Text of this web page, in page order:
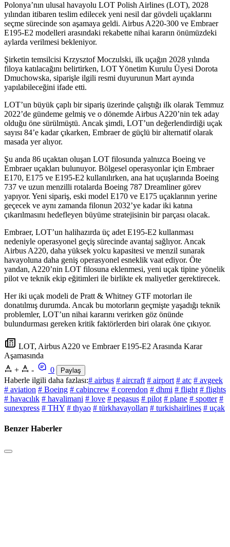
Polonya’nın ulusal havayolu LOT Polish Airlines (LOT), 2028
yılından itibaren teslim edilecek yeni nesil dar gövdeli uçaklarını
seçme sürecinde son aşamaya geldi. Airbus A220-300 ve Embraer
E195-E2 modelleri arasındaki rekabette nihai kararın önümüzdeki
aylarda verilmesi bekleniyor.
Şirketin temsilcisi Krzysztof Moczulski, ilk uçağın 2028 yılında
filoya katılacağını belirtirken, LOT Yönetim Kurulu Üyesi Dorota
Dmuchowska, siparişle ilgili resmi duyurunun Mart ayında
yapılabileceğini ifade etti.
LOT’un büyük çaplı bir sipariş üzerinde çalıştığı ilk olarak Temmuz
2022’de gündeme gelmiş ve o dönemde Airbus A220’nin tek aday
olduğu öne sürülmüştü. Ancak şimdi, LOT’un değerlendirdiği uçak
sayısı 84’e kadar çıkarken, Embraer de güçlü bir alternatif olarak
masada yer alıyor.
Şu anda 86 uçaktan oluşan LOT filosunda yalnızca Boeing ve
Embraer uçakları bulunuyor. Bölgesel operasyonlar için Embraer
E170, E175 ve E195-E2 kullanılırken, ana hat uçuşlarında Boeing
737 ve uzun menzilli rotalarda Boeing 787 Dreamliner görev
yapıyor. Yeni sipariş, eski model E170 ve E175 uçaklarının yerine
geçecek ve aynı zamanda filonun 2032’ye kadar iki katına
çıkarılmasını hedefleyen büyüme stratejisinin bir parçası olacak.
Embraer, LOT’un halihazırda üç adet E195-E2 kullanması
nedeniyle operasyonel geçiş sürecinde avantaj sağlıyor. Ancak
Airbus A220, daha yüksek yolcu kapasitesi ve menzil sunarak
havayoluna daha geniş operasyonel esneklik vaat ediyor. Öte
yandan, A220’nin LOT filosuna eklenmesi, yeni uçak tipine yönelik
pilot ve teknik ekip eğitimleri ile birlikte ek maliyetler gerektirecek.
Her iki uçak modeli de Pratt & Whitney GTF motorları ile
donatılmış durumda. Ancak bu motorların geçmişte yaşadığı teknik
problemler, LOT’un nihai kararını verirken göz önünde
bulundurması gereken kritik faktörlerden biri olarak öne çıkıyor.
LOT, Airbus A220 ve Embraer E195-E2 Arasında Karar
Aşamasında
+
- 0 Paylaş
Haberle ilgili daha fazlası:# airbus # aircraft # airport # atc # avgeek
# aviation # Boeing # cabincrew # corendon # dhmi # flight # flights
# havacılık # havalimani # love # pegasus # pilot # plane # spotter #
sunexpress # THY # thyao # türkhavayolları # turkishairlines # uçak
Benzer Haberler